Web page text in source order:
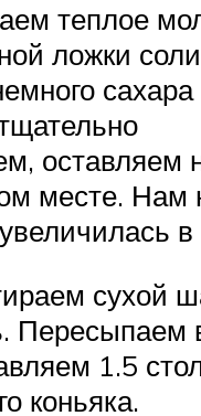
теплое
ложки
оставляем
месте. Нам
в
сухой
Пересыпаем
1.5
коньяка.